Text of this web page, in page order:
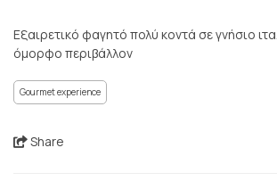
Εξαιρετικό φαγητό πολύ κοντά σε γνήσιο
όμορφο περιβάλλον
Gourmet experience
Share